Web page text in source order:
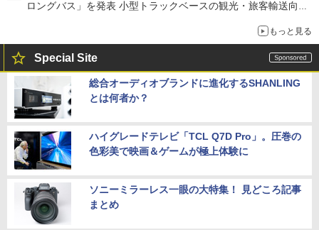
ロングバス」を発表 小型トラックベースの観光・旅客輸送向け
もっと見る
Special Site
総合オーディオブランドに進化するSHANLING
とは何者か？
ハイグレードテレビ「TCL Q7D Pro」。圧巻の
色彩美で映画＆ゲームが極上体験に
ソニーミラーレス一眼の大特集！ 見どころ記事
まとめ